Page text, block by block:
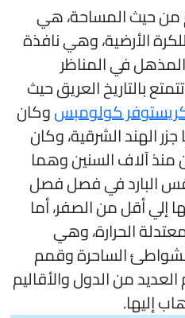
من حيث المساحة، هي
الأرضية، وهي نافذة
في المناظر
بالتاريخ العريق حيث
كولومبسوكان
الهند الشرقية، وكان
آلاف السنين وهما
البارد في فصل فصل
أقل من الصفر، أما
الحرارة، وهي
الساحرة وقمم
من الدول والأقاليم
إليها.